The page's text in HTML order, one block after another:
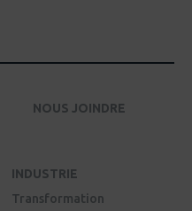
NOUS JOINDRE
INDUSTRIE
Transformation